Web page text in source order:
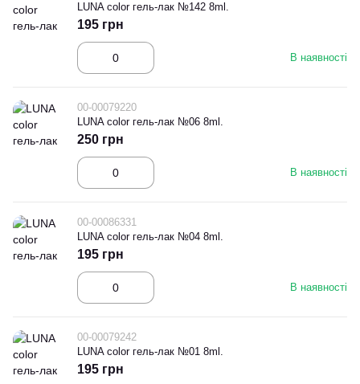
LUNA color гель-лак №142 8ml.
В наявності
195 грн
00-00079220
LUNA color гель-лак №06 8ml.
В наявності
250 грн
00-00086331
LUNA color гель-лак №04 8ml.
В наявності
195 грн
00-00079242
LUNA color гель-лак №01 8ml.
195 грн